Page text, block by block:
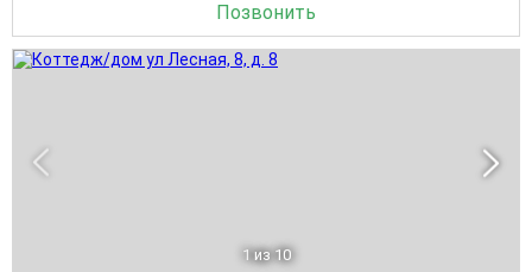
Позвонить
1 из 10